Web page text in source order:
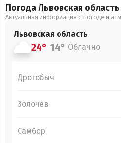
Погода Львовская область
Актуальная информация о погоде и
Львовская область
24° 14° Облачно
Дрогобыч
Золочев
Самбор